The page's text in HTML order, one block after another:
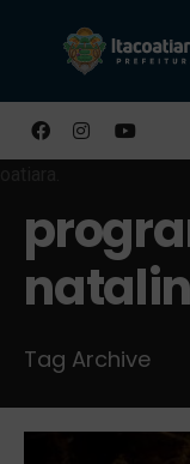
Tag Archive
Buscar